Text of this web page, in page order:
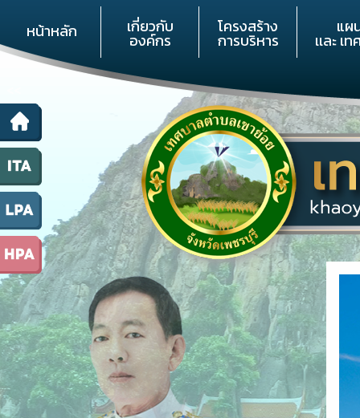
หน้าหลัก เกี่ยวกับ
องค์กร
โครงสร้าง
การบริหาร
แผ
เเละ